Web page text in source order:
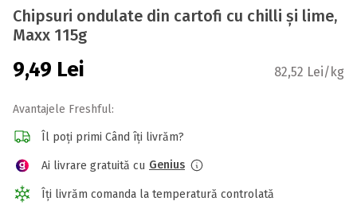
Chipsuri ondulate din cartofi cu chilli și lime,
Maxx 115g
9,49 Lei 82,52 Lei/kg
Avantajele Freshful:
Îl poți primi Când îți livrăm?
Ai livrare gratuită cu Genius
Îți livrăm comanda la temperatură controlată